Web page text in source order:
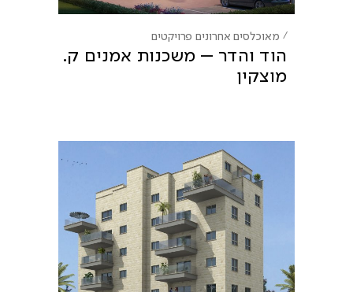
מאוכלסים אחרונים פרויקטים
הוד והדר – משכנות אמנים ק.
מוצקין